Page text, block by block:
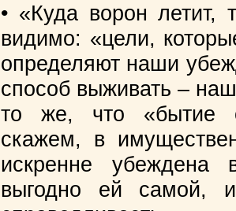
• «Куда ворон летит,
видимо: «цели,
определяют наши
способ выживать –
то же, что «бытие
скажем, в
искренне убеждена
выгодно ей самой,